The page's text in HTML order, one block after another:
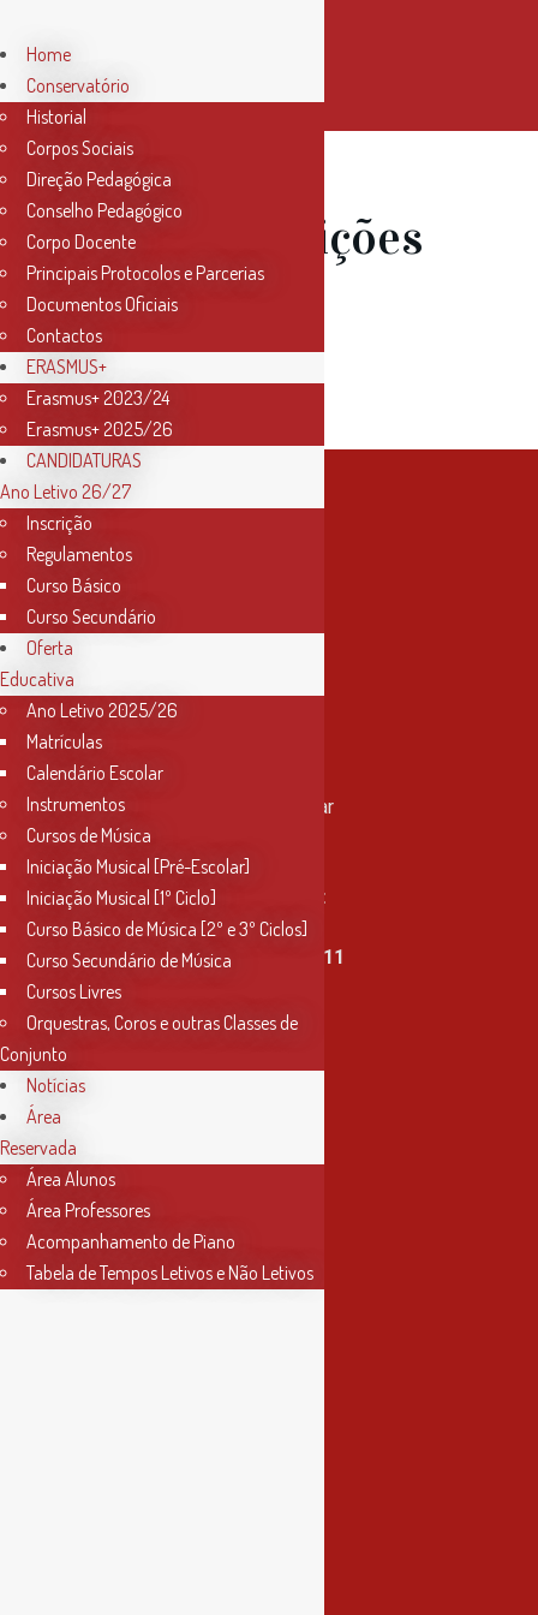
09 Jan
Audições
de Viola
Dedilhada
Contactos
Rua Miguel Bombarda, nº 4, 1º andar
2000-080 Santarém
info@conservatoriosantarem.pt
T. (+351) 915 335 478 / 913 890 411
Horário Secretaria
2ª, 3ª, 5ª e 6ª feira
das 9h às 17h30
4ª feira
das 9h às 13h
Home
Conservatório
Historial
Corpos Sociais
Direção Pedagógica
Conselho Pedagógico
Corpo Docente
Principais Protocolos e Parcerias
Documentos Oficiais
Contactos
ERASMUS+
Erasmus+ 2023/24
Erasmus+ 2025/26
CANDIDATURAS
Ano Letivo 26/27
Inscrição
Regulamentos
Curso Básico
Curso Secundário
Oferta
Educativa
Ano Letivo 2025/26
Matrículas
Calendário Escolar
Instrumentos
Cursos de Música
Iniciação Musical [Pré-Escolar]
Iniciação Musical [1º Ciclo]
Curso Básico de Música [2º e 3º Ciclos]
Curso Secundário de Música
Cursos Livres
Orquestras, Coros e outras Classes de
Conjunto
Notícias
Área
Reservada
Área Alunos
Área Professores
Acompanhamento de Piano
Tabela de Tempos Letivos e Não Letivos